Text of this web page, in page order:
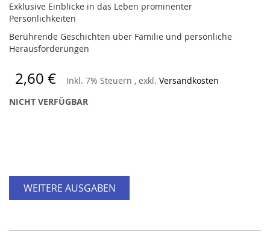
Exklusive Einblicke in das Leben prominenter
Persönlichkeiten
Berührende Geschichten über Familie und persönliche
Herausforderungen
2,60 € Inkl. 7% Steuern , exkl. Versandkosten
NICHT VERFÜGBAR
WEITERE AUSGABEN